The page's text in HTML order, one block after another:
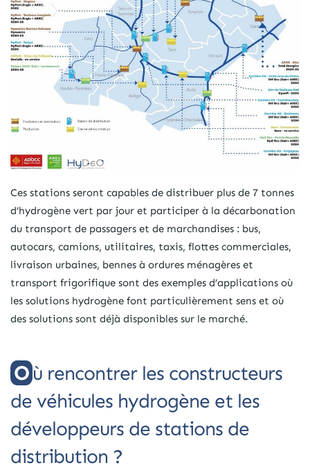
Ces stations seront capables de distribuer plus de 7 tonnes
d’hydrogène vert par jour et participer à la décarbonation
du transport de passagers et de marchandises : bus,
autocars, camions, utilitaires, taxis, flottes commerciales,
livraison urbaines, bennes à ordures ménagères et
transport frigorifique sont des exemples d’applications où
les solutions hydrogène font particulièrement sens et où
des solutions sont déjà disponibles sur le marché.
Où rencontrer les constructeurs
de véhicules hydrogène et les
développeurs de stations de
distribution ?